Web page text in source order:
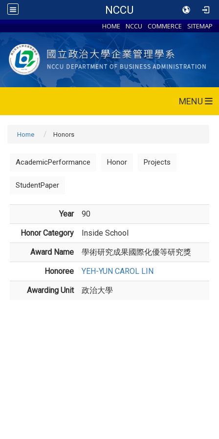
NCCU
HOME NCCU COMMERCE SITEMAP
MENU
Home Honors
AcademicPerformance Honor Projects
StudentPaper
Year 90
Honor Category Inside School
Award Name 學術研究成果國際化優等研究獎
Honoree YEH-YUN CAROL LIN
Awarding Unit 政治大學